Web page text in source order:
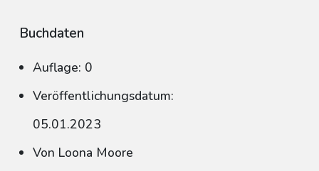
Buchdaten
Auflage: 0
Veröffentlichungsdatum:
05.01.2023
Von Loona Moore